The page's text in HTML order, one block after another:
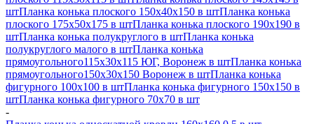
штПланка конька плоского 150х40х150 в штПланка конька
плоского 175х50х175 в штПланка конька плоского 190х190 в
штПланка конька полукруглого в штПланка конька
полукруглого малого в штПланка конька
прямоугольного115х30х115 ЮГ, Воронеж в штПланка конька
прямоугольного150х30х150 Воронеж в штПланка конька
фигурного 100x100 в штПланка конька фигурного 150x150 в
штПланка конька фигурного 70x70 в шт
-